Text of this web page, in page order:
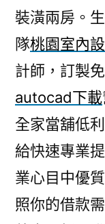
裝潢兩房。
隊桃園室內
計師，訂製
autocad下載
全家當舖低
給快速專業
業心目中優
照你的借款